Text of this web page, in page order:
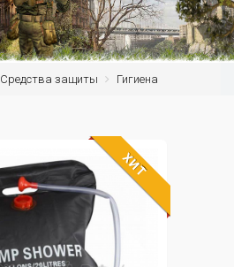
Средства защиты Гигиена
ХИТ